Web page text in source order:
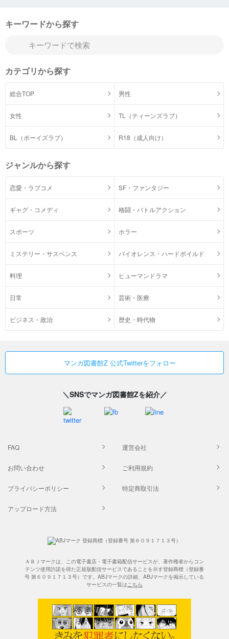
キーワードから探す
カテゴリから探す
総合TOP 男性
女性 TL（ティーンズラブ）
BL（ボーイズラブ） R18（成人向け）
ジャンルから探す
恋愛・ラブコメ SF・ファンタジー
ギャグ・コメディ 格闘・バトルアクション
スポーツ ホラー
ミステリー・サスペンス バイオレンス・ハードボイルド
料理 ヒューマンドラマ
日常 芸術・医療
ビジネス・政治 歴史・時代物
マンガ図書館Z 公式Twitterをフォロー
＼SNSでマンガ図書館Zを紹介／
FAQ 運営会社
お問い合わせ ご利用規約
プライバシーポリシー 特定商取引法
アップロード方法
ＡＢＪマークは、この電子書店・電子書籍配信サービスが、著作権者からコン
テンツ使用許諾を得た正規版配信サービスであることを示す登録商標（登録番
号 第６０９１７１３号）です。ABJマークの詳細、ABJマークを掲示している
サービスの一覧はこちら